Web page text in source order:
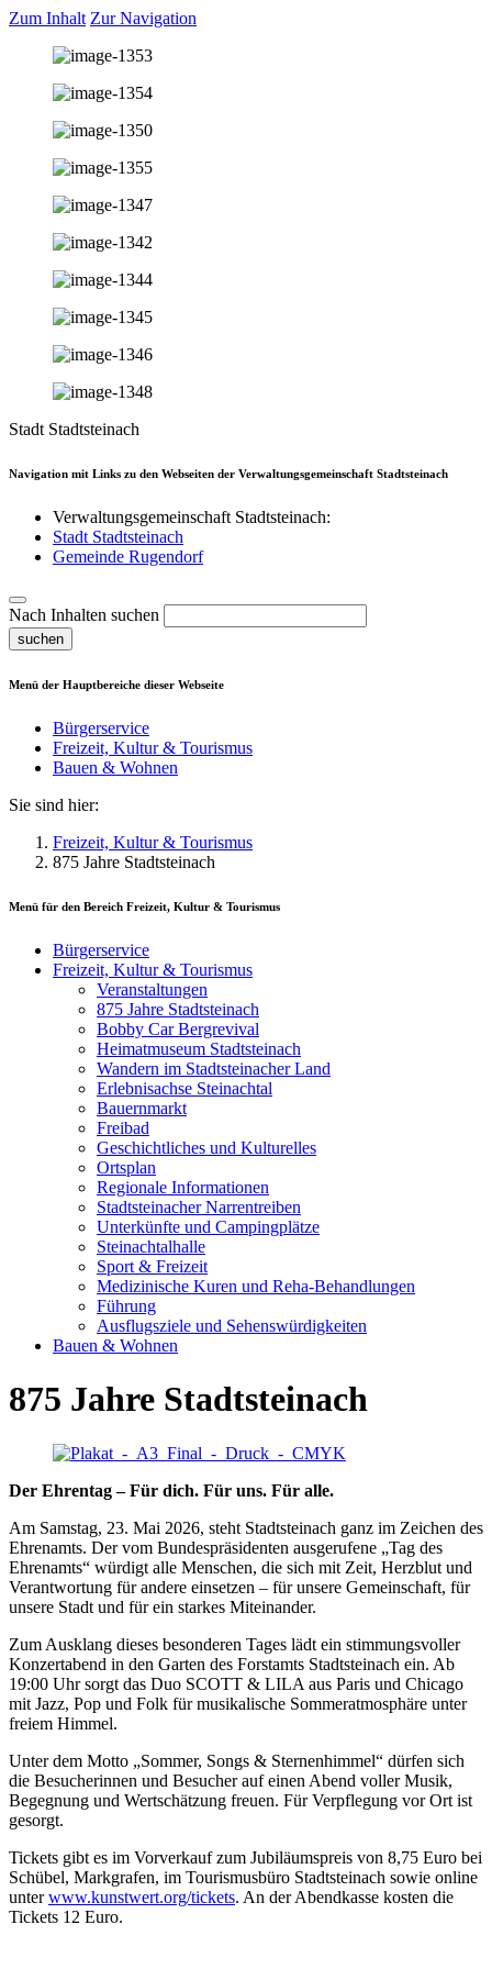
Zum Inhalt Zur Navigation
Stadt Stadtsteinach
Navigation mit Links zu den Webseiten der Verwaltungsgemeinschaft Stadtsteinach
Verwaltungsgemeinschaft Stadtsteinach:
Stadt Stadtsteinach
Gemeinde Rugendorf
Nach Inhalten suchen
suchen
Menü der Hauptbereiche dieser Webseite
Bürgerservice
Freizeit, Kultur & Tourismus
Bauen & Wohnen
Sie sind hier:
Freizeit, Kultur & Tourismus
875 Jahre Stadtsteinach
Menü für den Bereich Freizeit, Kultur & Tourismus
Bürgerservice
Freizeit, Kultur & Tourismus
Veranstaltungen
875 Jahre Stadtsteinach
Bobby Car Bergrevival
Heimatmuseum Stadtsteinach
Wandern im Stadtsteinacher Land
Erlebnisachse Steinachtal
Bauernmarkt
Freibad
Geschichtliches und Kulturelles
Ortsplan
Regionale Informationen
Stadtsteinacher Narrentreiben
Unterkünfte und Campingplätze
Steinachtalhalle
Sport & Freizeit
Medizinische Kuren und Reha-Behandlungen
Führung
Ausflugsziele und Sehenswürdigkeiten
Bauen & Wohnen
875 Jahre Stadtsteinach
Der Ehrentag – Für dich. Für uns. Für alle.
Am Samstag, 23. Mai 2026, steht Stadtsteinach ganz im Zeichen des
Ehrenamts. Der vom Bundespräsidenten ausgerufene „Tag des
Ehrenamts“ würdigt alle Menschen, die sich mit Zeit, Herzblut und
Verantwortung für andere einsetzen – für unsere Gemeinschaft, für
unsere Stadt und für ein starkes Miteinander.
Zum Ausklang dieses besonderen Tages lädt ein stimmungsvoller
Konzertabend in den Garten des Forstamts Stadtsteinach ein. Ab
19:00 Uhr sorgt das Duo SCOTT & LILA aus Paris und Chicago
mit Jazz, Pop und Folk für musikalische Sommeratmosphäre unter
freiem Himmel.
Unter dem Motto „Sommer, Songs & Sternenhimmel“ dürfen sich
die Besucherinnen und Besucher auf einen Abend voller Musik,
Begegnung und Wertschätzung freuen. Für Verpflegung vor Ort ist
gesorgt.
Tickets gibt es im Vorverkauf zum Jubiläumspreis von 8,75 Euro bei
Schübel, Markgrafen, im Tourismusbüro Stadtsteinach sowie online
unterwww.kunstwert.org/tickets. An der Abendkasse kosten die
Tickets 12 Euro.